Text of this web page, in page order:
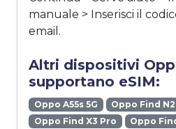
manuale > Inserisci il
email.
Altri dispositivi
supportano eSIM:
Oppo A55s 5G
Oppo Find
Oppo Find X3 Pro
Oppo